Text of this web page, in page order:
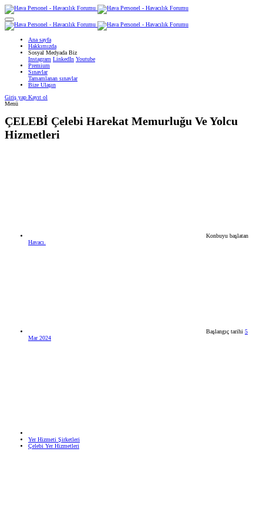
Ana sayfa
Hakkımızda
Sosyal Medyada Biz
Instagram LinkedIn Youtube
Premium
Sınavlar
Tamamlanan sınavlar
Bize Ulaşın
Giriş yap Kayıt ol
Menü
ÇELEBİ Çelebi Harekat Memurluğu Ve Yolcu
Hizmetleri
Konbuyu başlatan
Havacı.
Başlangıç tarihi 5
Mar 2024
Yer Hizmeti Şirketleri
Çelebi Yer Hizmetleri